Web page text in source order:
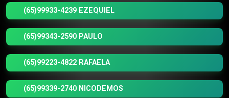
(65)99933-4239 EZEQUIEL
(65)99343-2590 PAULO
(65)99223-4822 RAFAELA
(65)99339-2740 NICODEMOS